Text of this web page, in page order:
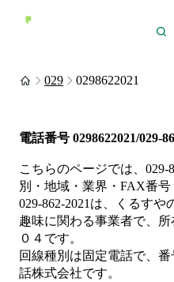
029 0298622021
電話番号 0298622021/029-
こちらのページでは、 029-
別・地域・業界・FAX番号
029-862-2021 は、 くるすや
趣味に関わる事業者で、所
０４ です。
回線種別は固定電話で、番
話株式会社です。